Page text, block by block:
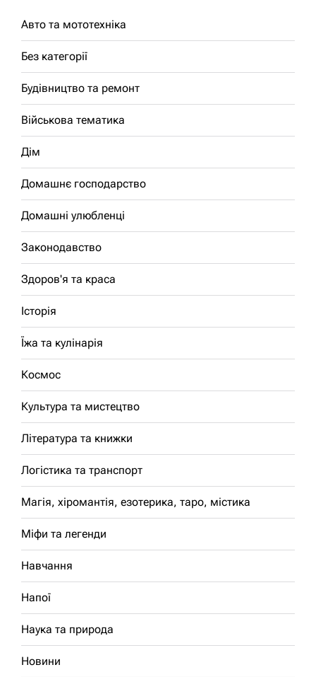
Авто та мототехніка
Без категорії
Будівництво та ремонт
Військова тематика
Дім
Домашнє господарство
Домашні улюбленці
Законодавство
Здоров'я та краса
Історія
Їжа та кулінарія
Космос
Культура та мистецтво
Література та книжки
Логістика та транспорт
Магія, хіромантія, езотерика, таро, містика
Міфи та легенди
Навчання
Напої
Наука та природа
Новини